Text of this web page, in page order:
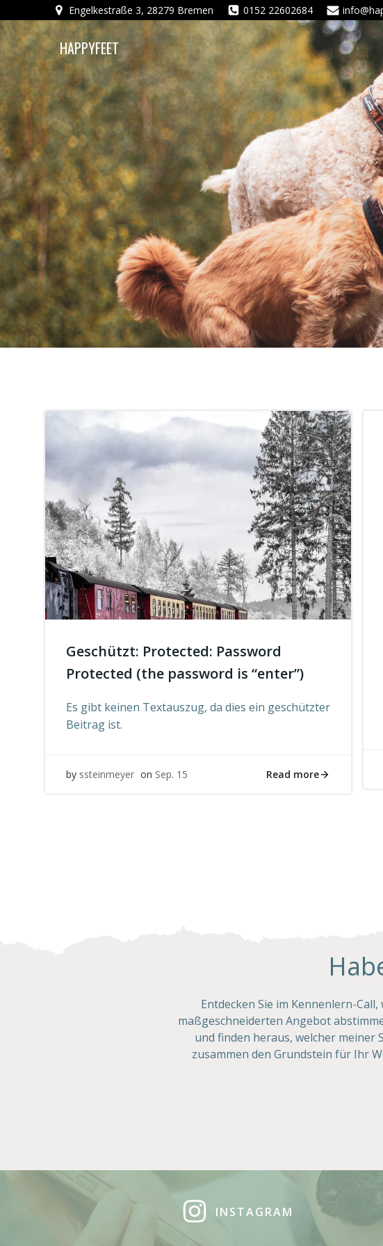
Inhalt
springen
Engelkestraße 3, 28279 Bremen 0152 22602684
HAPPYFEET
Geschützt: Protected: Password
Protected (the password is “enter”)
Es gibt keinen Textauszug, da dies ein geschützter
Beitrag ist.
by ssteinmeyer on Sep. 15 Read more
Entdecken Sie im Kennenlern-
maßgeschneiderten Angebot
und finden heraus, welcher meiner
zusammen den Grundstein für Ihr
INSTAGRAM